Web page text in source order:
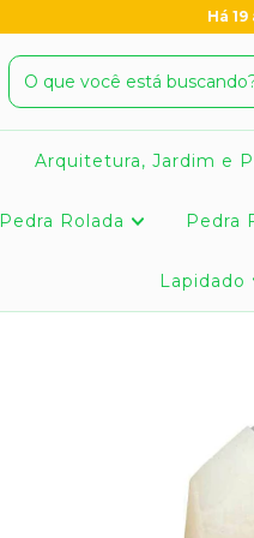
Há
Arquitetura, Jardim e
Pedra Rolada Pedra
Lapidado